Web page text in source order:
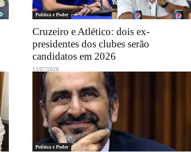
Política e Poder
Cruzeiro e Atlético: dois ex-
presidentes dos clubes serão
candidatos em 2026
13/07/2026
Política e Poder